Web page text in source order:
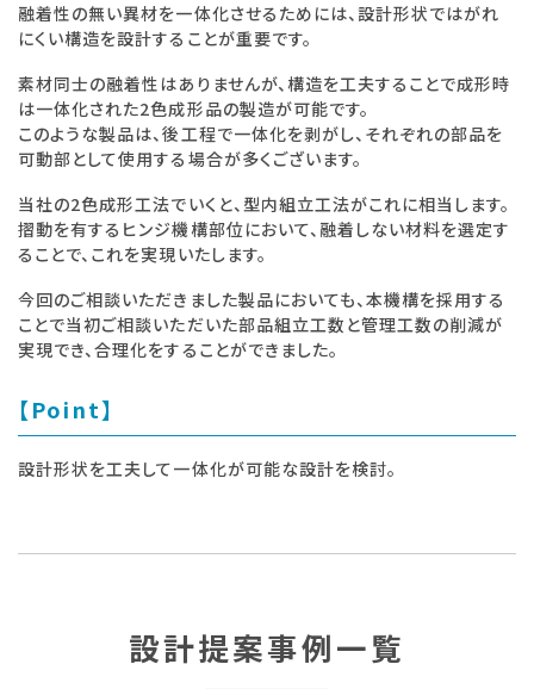
融着性の無い異材を一体化させるためには、設計形状ではがれ
にくい構造を設計することが重要です。
素材同士の融着性はありませんが、構造を工夫することで成形時
は一体化された2色成形品の製造が可能です。
このような製品は、後工程で一体化を剥がし、それぞれの部品を
可動部として使用する場合が多くございます。
当社の2色成形工法でいくと、型内組立工法がこれに相当します。
摺動を有するヒンジ機構部位において、融着しない材料を選定す
ることで、これを実現いたします。
今回のご相談いただきました製品においても、本機構を採用する
ことで当初ご相談いただいた部品組立工数と管理工数の削減が
実現でき、合理化をすることができました。
【Point】
設計形状を工夫して一体化が可能な設計を検討。
設計提案事例一覧